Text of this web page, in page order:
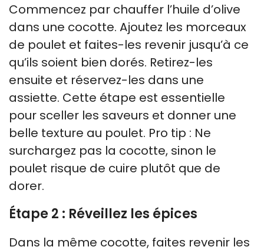
Commencez par chauffer l’huile d’olive
dans une cocotte. Ajoutez les morceaux
de poulet et faites-les revenir jusqu’à ce
qu’ils soient bien dorés. Retirez-les
ensuite et réservez-les dans une
assiette. Cette étape est essentielle
pour sceller les saveurs et donner une
belle texture au poulet. Pro tip : Ne
surchargez pas la cocotte, sinon le
poulet risque de cuire plutôt que de
dorer.
Étape 2 : Réveillez les épices
Dans la même cocotte, faites revenir les